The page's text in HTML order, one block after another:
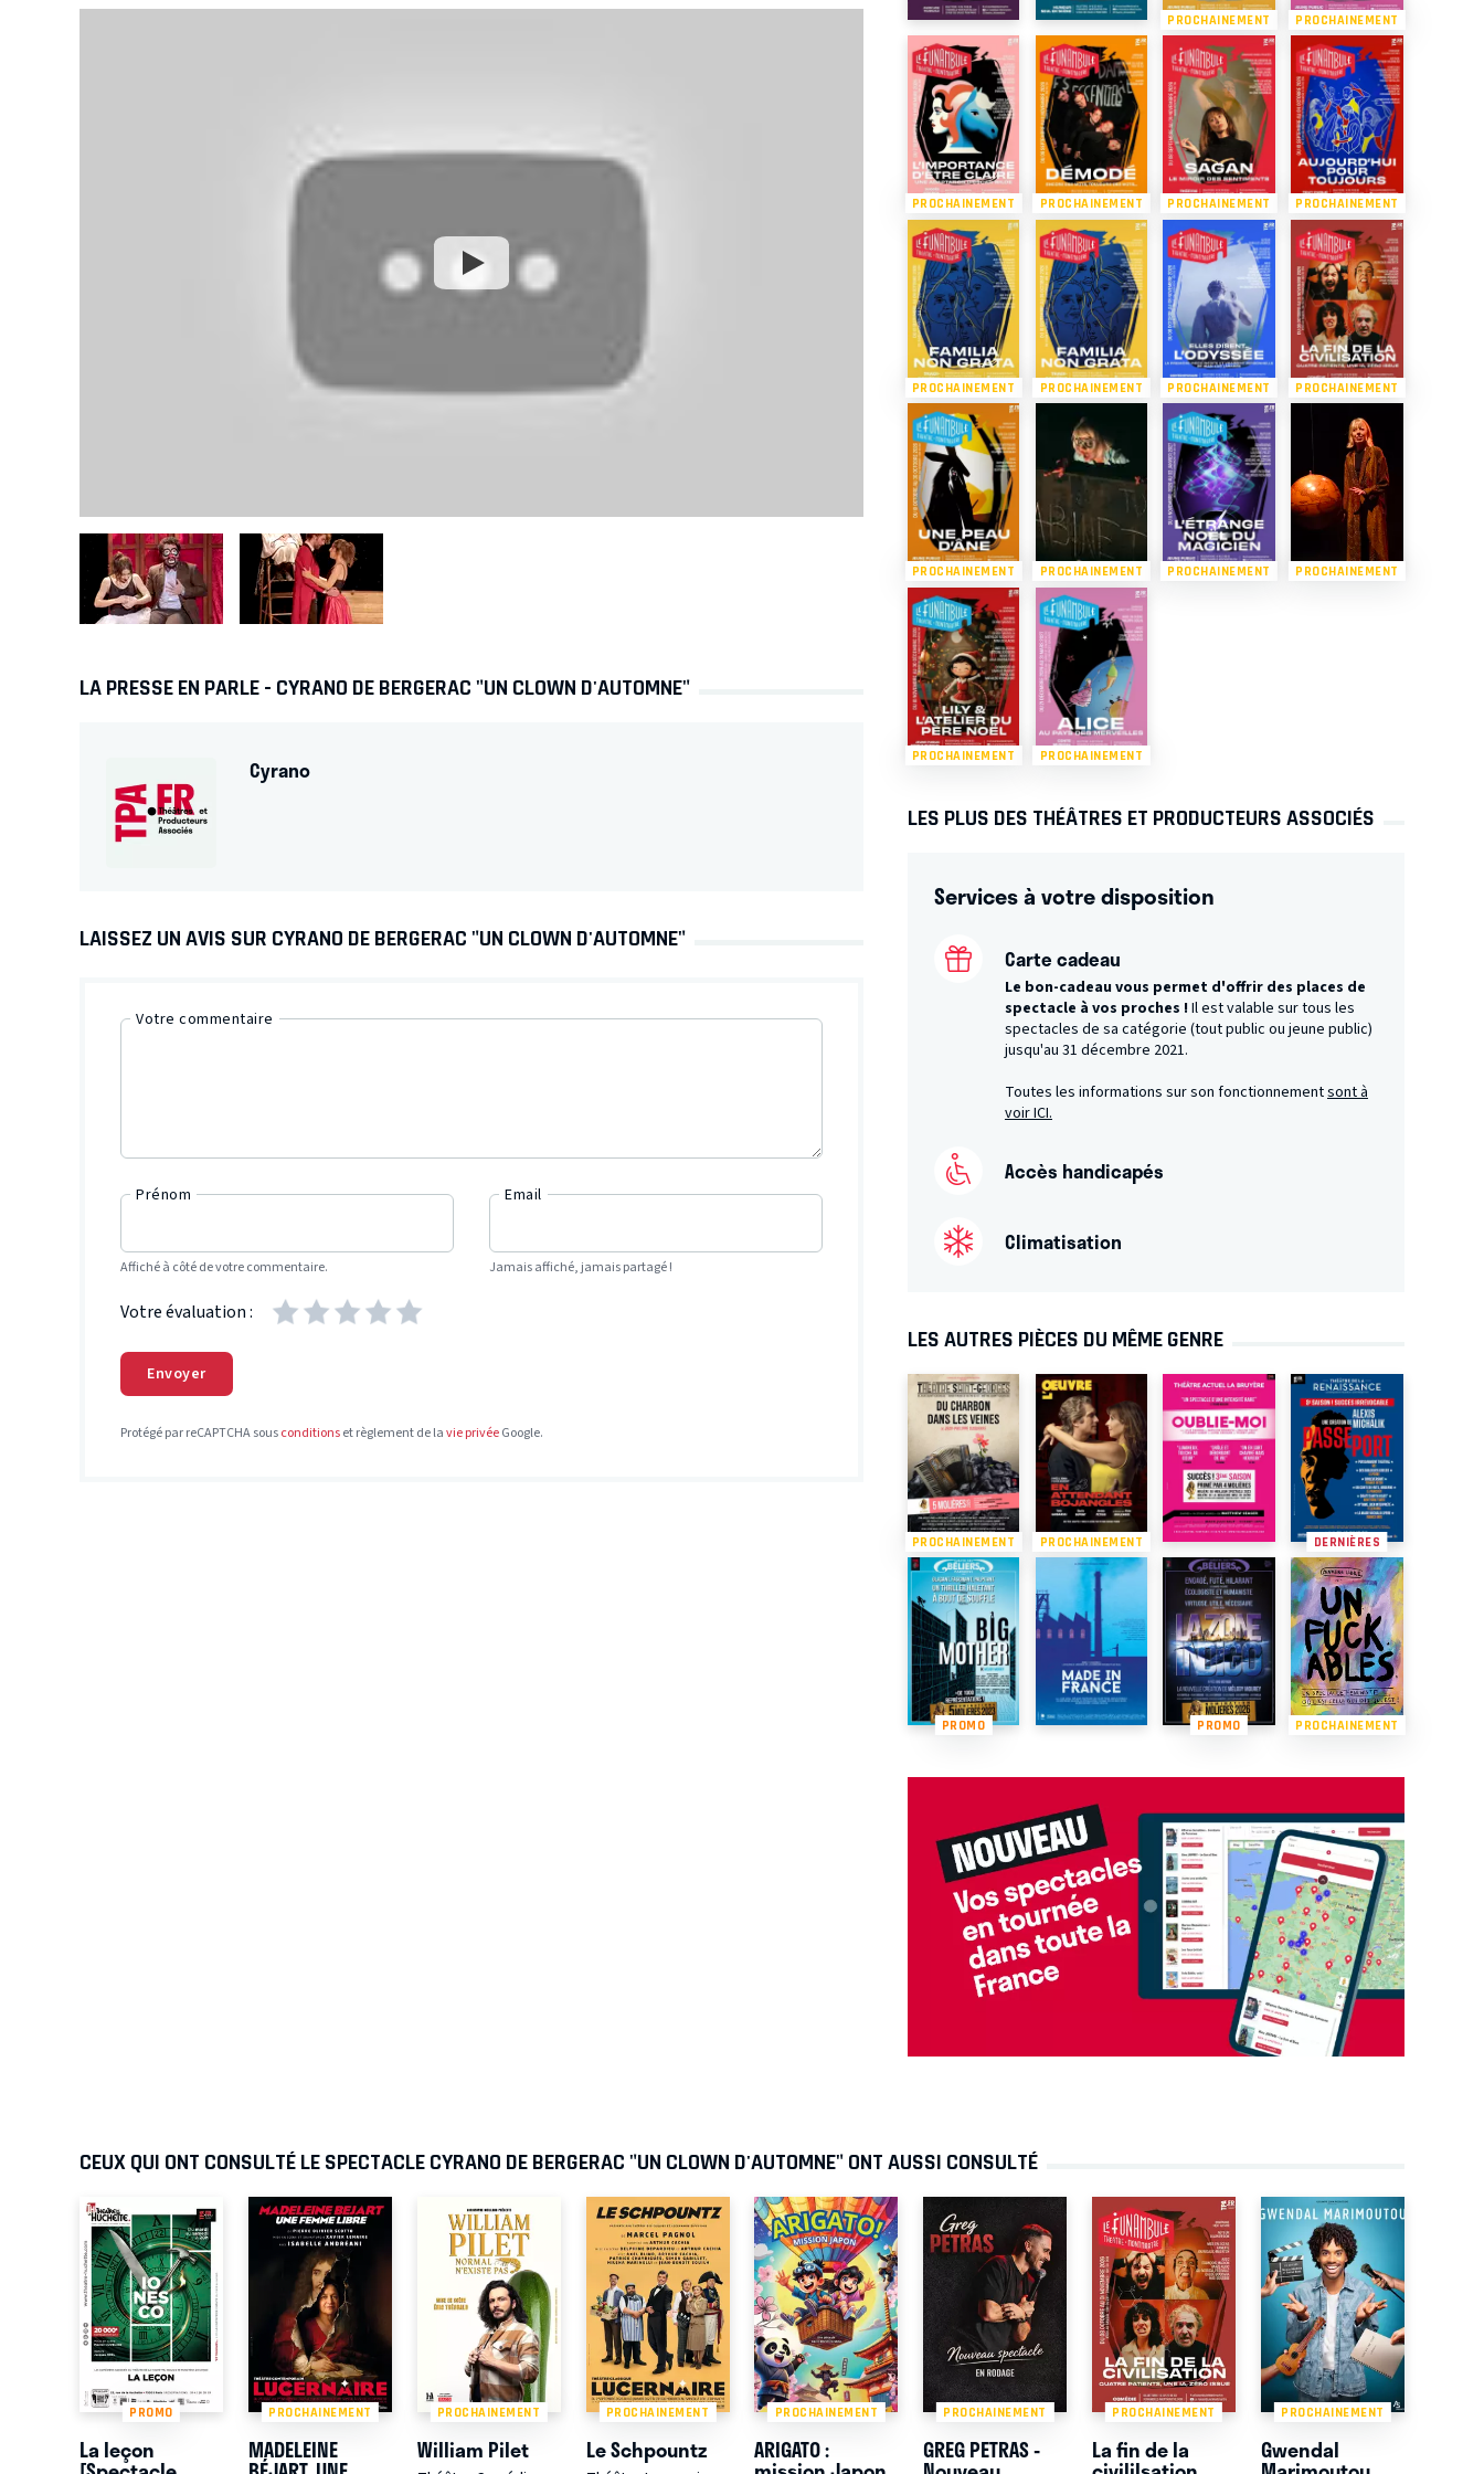
LA PRESSE EN PARLE - CYRANO DE BERGERAC "UN CLOWN D'AUTOMNE"
Cyrano
LAISSEZ UN AVIS SUR CYRANO DE BERGERAC "UN CLOWN D'AUTOMNE"
Votre commentaire
Prénom
Affiché à côté de votre commentaire.
Email
Jamais affiché, jamais partagé !
Votre évaluation :
Envoyer
Protégé par reCAPTCHA sousconditionset règlement de lavie privéeGoogle.
PROCHAINEMENT PROCHAINEMENT
PROCHAINEMENT PROCHAINEMENT PROCHAINEMENT PROCHAINEMENT
PROCHAINEMENT PROCHAINEMENT PROCHAINEMENT PROCHAINEMENT
PROCHAINEMENT PROCHAINEMENT PROCHAINEMENT PROCHAINEMENT
PROCHAINEMENT PROCHAINEMENT
LES PLUS DES THÉÂTRES ET PRODUCTEURS ASSOCIÉS
Services à votre disposition
Carte cadeau
Le bon-cadeau vous permet d'offrir des places de
spectacle à vos proches ! Il est valable sur tous les
spectacles de sa catégorie (tout public ou jeune public)
jusqu'au 31 décembre 2021.
Toutes les informations sur son fonctionnementsont à
voir ICI.
Accès handicapés
Climatisation
LES AUTRES PIÈCES DU MÊME GENRE
PROCHAINEMENT PROCHAINEMENT DERNIÈRES
PROMO PROMO PROCHAINEMENT
CEUX QUI ONT CONSULTÉ LE SPECTACLE CYRANO DE BERGERAC "UN CLOWN D'AUTOMNE" ONT AUSSI CONSULTÉ
PROMO
La leçon
PROCHAINEMENT
MADELEINE
PROCHAINEMENT
William Pilet
PROCHAINEMENT
Le Schpountz
PROCHAINEMENT
ARIGATO :
PROCHAINEMENT
GREG PETRAS -
PROCHAINEMENT
La fin de la
PROCHAINEMENT
Gwendal